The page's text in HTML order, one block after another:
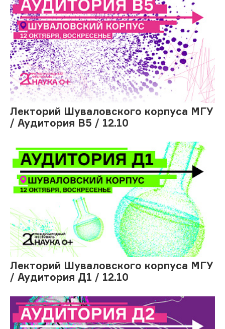
Лекторий Шуваловского корпуса МГУ
/ Аудитория В5 / 12.10
Лекторий Шуваловского корпуса МГУ
/ Аудитория Д1 / 12.10